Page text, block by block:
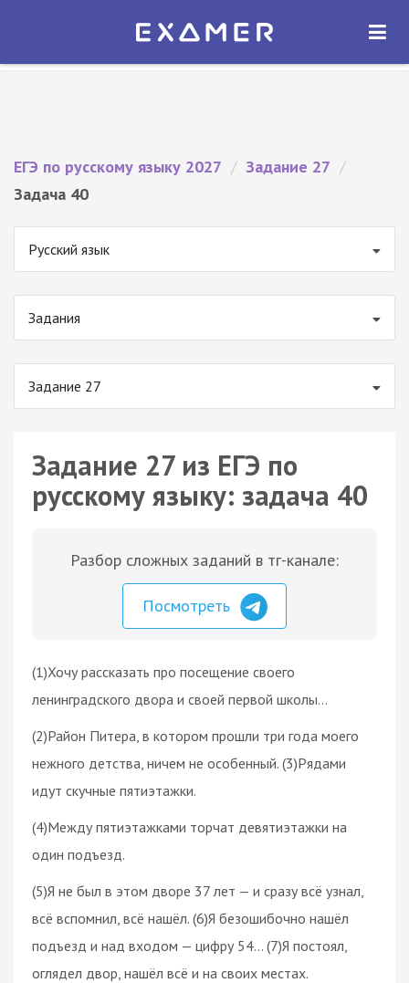
Экзамер — ЕГЭ 2027
ОТКРЫТЬ
ЕГЭ по русскому языку 2027 / Задание 27 /
Задача 40
Русский язык
Задания
Задание 27
Задание 27 из ЕГЭ по
русскому языку: задача 40
Разбор сложных заданий в тг-канале:
Посмотреть
(1)Хочу рассказать про посещение своего
ленинградского двора и своей первой школы…
(2)Район Питера, в котором прошли три года моего
нежного детства, ничем не особенный. (3)Рядами
идут скучные пятиэтажки.
(4)Между пятиэтажками торчат девятиэтажки на
один подъезд.
(5)Я не был в этом дворе 37 лет — и сразу всё узнал,
всё вспомнил, всё нашёл. (6)Я безошибочно нашёл
подъезд и над входом — цифру 54… (7)Я постоял,
оглядел двор, нашёл всё и на своих местах.